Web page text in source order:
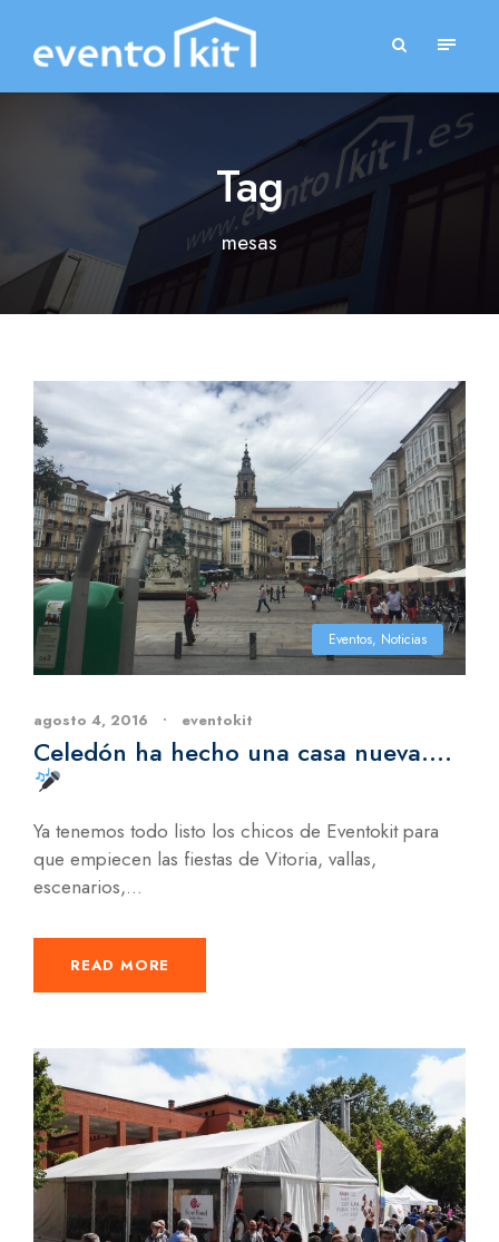
Tag
mesas
Eventos, Noticias
agosto 4, 2016 • eventokit
Celedón ha hecho una casa nueva….
Ya tenemos todo listo los chicos de Eventokit para
que empiecen las fiestas de Vitoria, vallas,
escenarios,...
READ MORE